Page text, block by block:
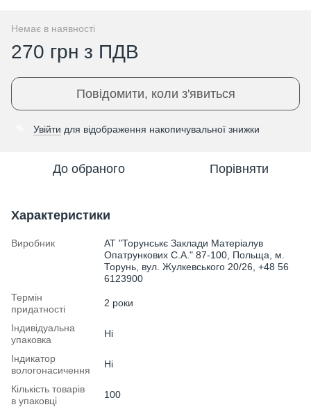
Немає в наявності
270 грн з ПДВ
Повідомити, коли з'явиться
Увійти для відображення накопичувальної знижки
До обраного Порівняти
Характеристики
Виробник
АТ "Торунськє Заклади Матеріалув
Опатрункових С.А." 87-100, Польща, м.
Торунь, вул. Жулкевського 20/26, +48 56
6123900
Термін
придатності
2 роки
Індивідуальна
упаковка
Ні
Індикатор
вологонасичення
Ні
Кількість товарів
в упаковці
100